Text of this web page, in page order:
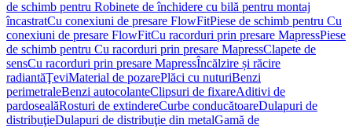
de schimb pentru Robinete de închidere cu bilă pentru montaj
încastratCu conexiuni de presare FlowFitPiese de schimb pentru Cu
conexiuni de presare FlowFitCu racorduri prin presare MapressPiese
de schimb pentru Cu racorduri prin presare MapressClapete de
sensCu racorduri prin presare MapressÎncălzire și răcire
radiantăŢeviMaterial de pozarePlăci cu nuturiBenzi
perimetraleBenzi autocolanteClipsuri de fixareAditivi de
pardosealăRosturi de extindereCurbe conducătoareDulapuri de
distribuţieDulapuri de distribuţie din metalGamă de